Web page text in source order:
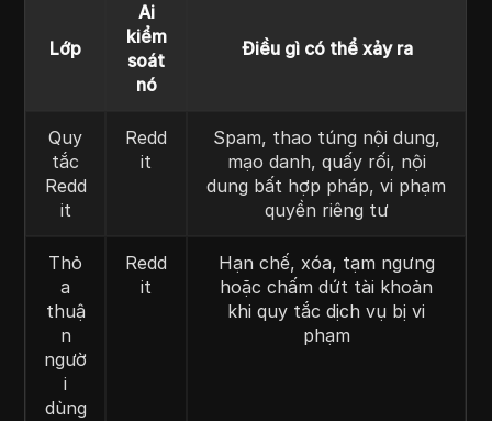
Lớp
Ai
kiểm
soát
nó
Điều gì có thể xảy ra
Quy
tắc
Redd
it
Redd
it
Spam, thao túng nội dung,
mạo danh, quấy rối, nội
dung bất hợp pháp, vi phạm
quyền riêng tư
Thỏ
a
thuậ
n
ngườ
i
dùng
Redd
it
Hạn chế, xóa, tạm ngưng
hoặc chấm dứt tài khoản
khi quy tắc dịch vụ bị vi
phạm